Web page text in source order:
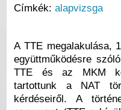
Címkék: alapvizsga
A TTE megalakulása,
együttműködésre
TTE és az MKM
tartottunk a NAT
kérdéseiről. A